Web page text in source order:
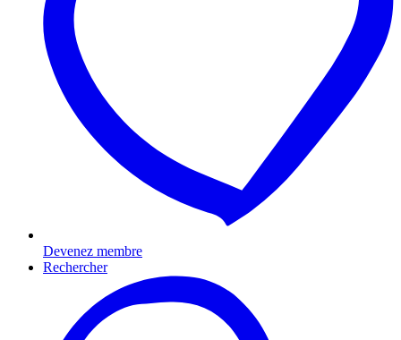
Devenez membre
Rechercher